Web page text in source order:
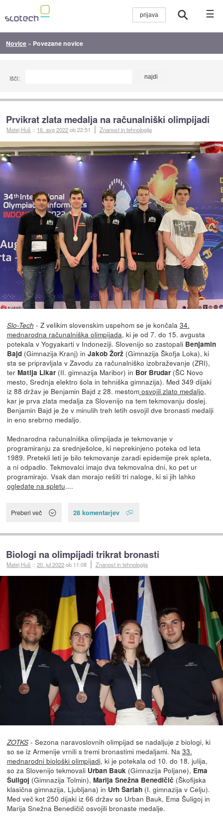
☰
Novice » Povezane novice
Išči:
Prvikrat zlata medalja na računalniški olimpijadi
Matej Huš :: 16. avg 2022ob 22:51 Znanost in tehnologija
Slo-Tech - Z velikim slovenskim uspehom se je končala 34.
mednarodna računalniška olimpijada, ki je od 7. do 15. avgusta
potekala v Yogyakarti v Indoneziji. Slovenijo so zastopali Benjamin
Bajd(Gimnazija Kranj) in Jakob Žorž(Gimnazija Škofja Loka), ki
sta se pripravljala v Zavodu za računalniško izobraževanje (ZRI),
ter Matija Likar (II. gimnazija Maribor) in Bor Brudar(ŠC Novo
mesto, Srednja elektro šola in tehniška gimnazija). Med 349 dijaki
iz 88 držav je Benjamin Bajd z 28. mestomosvojil zlato medaljo,
kar je prva zlata medalja za Slovenijo na tem tekmovanju doslej.
Benjamin Bajd je že v minulih treh letih osvojil dve bronasti medalji
in eno srebrno medaljo.
Mednarodna računalniška olimpijada je tekmovanje v
programiranju za srednješolce, ki neprekinjeno poteka od leta
1989. Pretekli leti je bilo tekmovanje zaradi epidemije prek spleta,
a ni odpadlo. Tekmovalci imajo dva tekmovalna dni, ko pet ur
programirajo. Vsak dan morajo rešiti tri naloge, ki si jih lahko
ogledate na spletu....
Preberi več 28 komentarjev
Biologi na olimpijadi trikrat bronasti
Matej Huš ::20. jul 2022ob 11:08 Znanost in tehnologija
ZOTKS- Sezona naravoslovnih olimpijad se nadaljuje z biologi, ki
so se iz Armenije vrnili s tremi bronastimi medaljami. Na 33.
mednarodni biološki olimpijadi, ki je potekala od 10. do 18. julija,
so za Slovenijo tekmovali Urban Bauk (Gimnazija Poljane), Ema
Šuligoj (Gimnazija Tolmin), Marija Snežna Benedičič (Škofijska
klasična gimnazija, Ljubljana) in Urh Šarlah(I. gimnazija v Celju).
Med več kot 250 dijaki iz 66 držav so Urban Bauk, Ema Šuligoj in
Marija Snežna Benedičič osvojili bronaste medalje.